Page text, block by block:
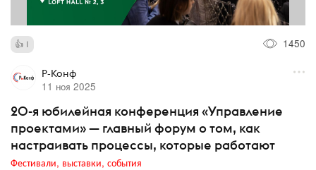
1 1450
Р-Конф
11 ноя 2025
20-я юбилейная конференция «Управление
проектами» — главный форум о том, как
настраивать процессы, которые работают
Фестивали, выставки, события